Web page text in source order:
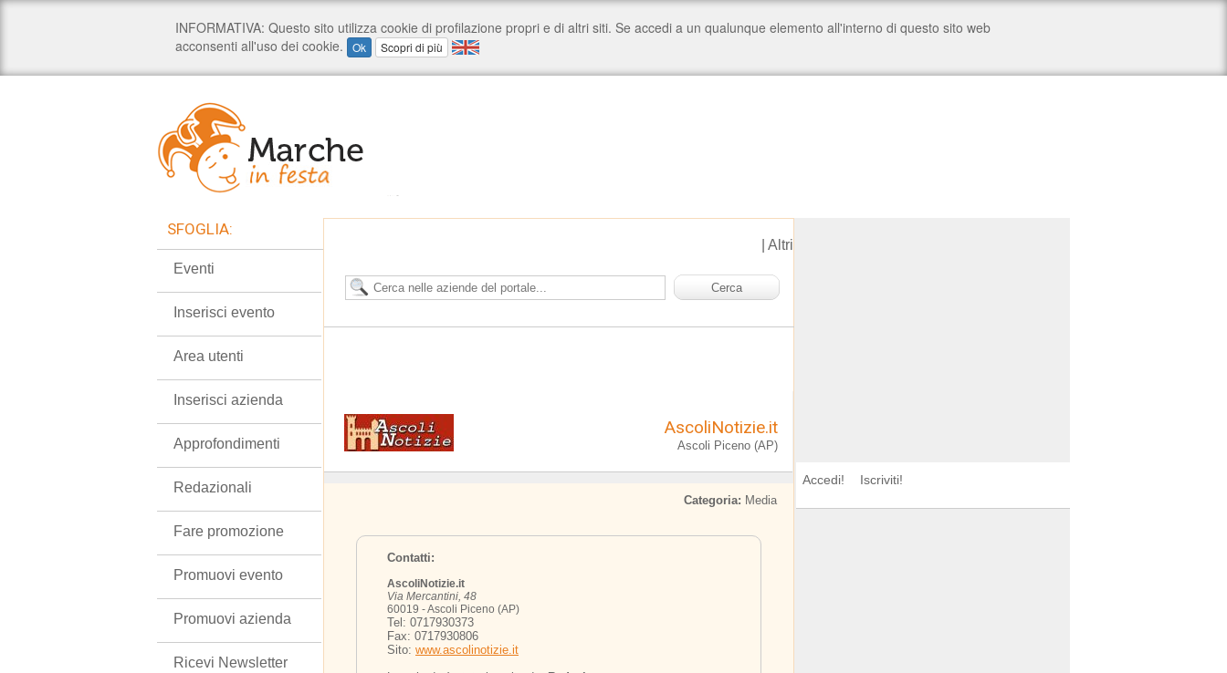
Altri
AscoliNotizie.it
Ascoli Piceno (AP)
Categoria: Media
Contatti:
AscoliNotizie.it
Via Mercantini, 48
60019 - Ascoli Piceno (AP)
Tel: 0717930373
Fax: 0717930806
Sito: www.ascolinotizie.it
SFOGLIA:
Eventi
Inserisci evento
Area utenti
Inserisci azienda
Approfondimenti
Redazionali
Fare promozione
Promuovi evento
Promuovi azienda
Ricevi Newsletter
Accedi! Iscriviti!